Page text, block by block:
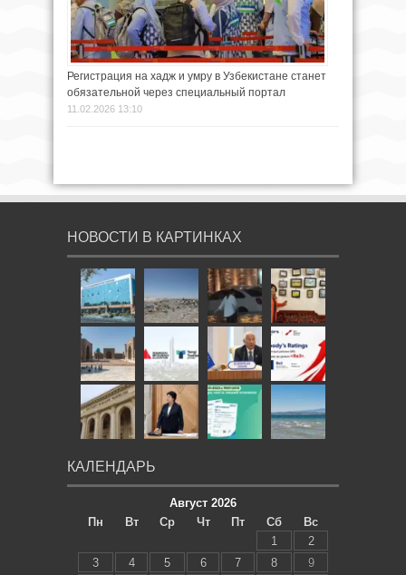
Регистрация на хадж и умру в Узбекистане станет
обязательной через специальный портал
11.02.2026 13:10
НОВОСТИ В КАРТИНКАХ
КАЛЕНДАРЬ
Август 2026
Пн
Вт Ср Чт Пт Сб
Вс
1
2
3
4 5 6 7 8
9